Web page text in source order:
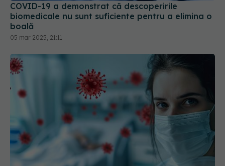
COVID-19 a demonstrat că descoperirile
biomedicale nu sunt suficiente pentru a elimina o
boală
05 mar 2025, 21:11